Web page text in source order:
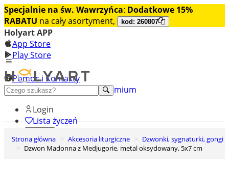
Specjalnie na św. Wawrzyńca: Dodatkowe 15%
RABATU na cały asortyment, kod: 260807
Holyart APP
App Store
Play Store
Pomoc i Kontakty
+48 222 922 860
Odkryj premium
Login
Lista życzeń
0
Koszyk
Strona główna Akcesoria liturgiczne
Dzwonki, sygnaturki, gongi
Dzwon Madonna z Medjugorie, metal oksydowany, 5x7 cm